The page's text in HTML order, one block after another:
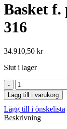
Basket
316
34.910,50 kr
Slut i lager
Basket
f.
prefilter
60
L
Lägg till i varukorg
Lägg till i önskelista
Beskrivning